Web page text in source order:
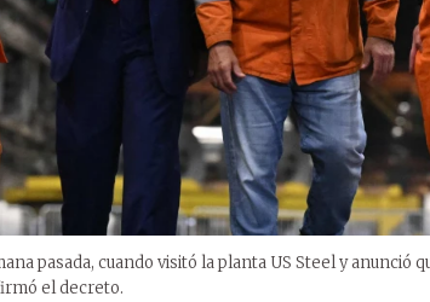
pasada, cuando visitó la planta US Steel y anunció
el decreto.